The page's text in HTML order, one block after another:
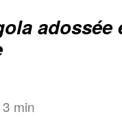
adossée
min